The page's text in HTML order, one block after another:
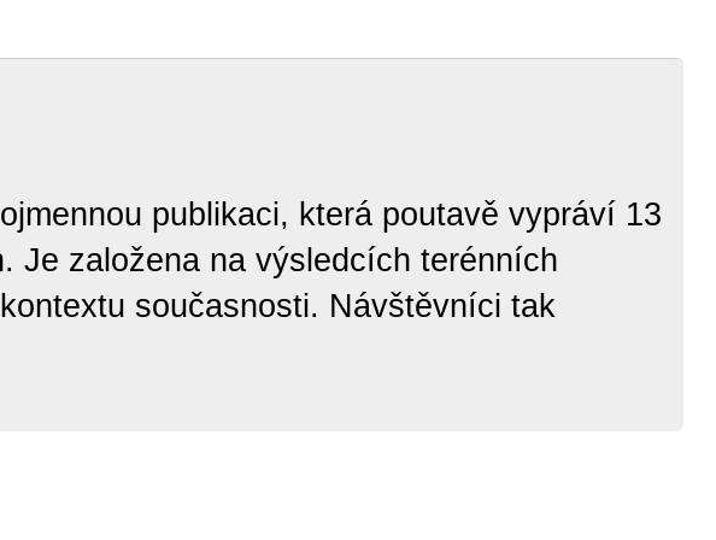
publikaci, která poutavě vypráví 13
Je založena na výsledcích terénních
současnosti. Návštěvníci tak